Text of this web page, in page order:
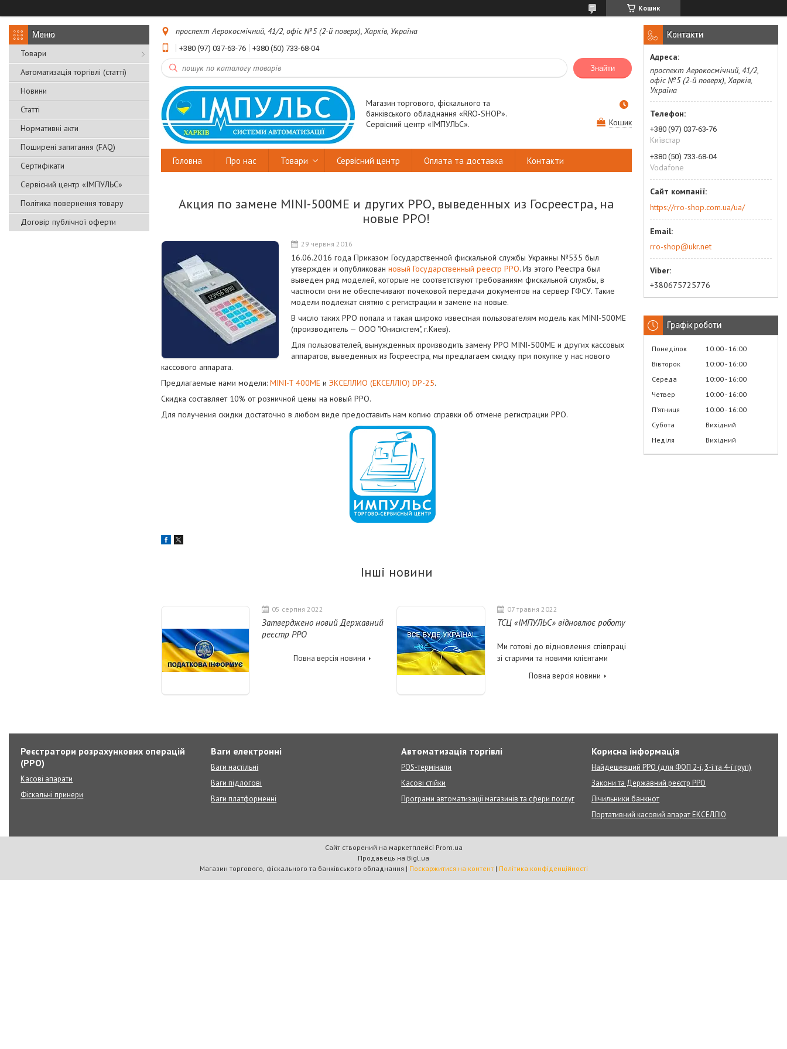
Кошик
Товари
Автоматизація торгівлі (статті)
Новини
Статті
Нормативні акти
Поширені запитання (FAQ)
Сертифікати
Сервісний центр «ІМПУЛЬС»
Політика повернення товару
Договір публічної оферти
проспект Аерокосмічний, 41/2, офіс №5 (2-й поверх), Харків, Україна
+380 (97) 037-63-76 +380 (50) 733-68-04
Знайти
Магазин торгового, фіскального та
банківського обладнання «RRO-SHOP».
Сервісний центр «ІМПУЛЬС».
Кошик
Головна Про нас Товари Сервісний центр Оплата та доставка Контакти
Акция по замене MINI-500ME и других РРО, выведенных из Госреестра, на
новые РРО!
29 червня 2016
16.06.2016 года Приказом Государственной фискальной службы Украины №535 был
утвержден и опубликован новый Государственный реестр РРО. Из этого Реестра был
выведен ряд моделей, которые не соответствуют требованиям фискальной службы, в
частности они не обеспечивают почековой передачи документов на сервер ГФСУ. Такие
модели подлежат снятию с регистрации и замене на новые.
В число таких РРО попала и такая широко известная пользователям модель как MINI-500ME
(производитель — ООО "Юнисистем", г.Киев).
Для пользователей, вынужденных производить замену РРО MINI-500ME и других кассовых
аппаратов, выведенных из Госреестра, мы предлагаем скидку при покупке у нас нового
кассового аппарата.
Предлагаемые нами модели: MINI-T 400ME и ЭКСЕЛЛИО (ЕКСЕЛЛІО) DP-25.
Скидка составляет 10% от розничной цены на новый РРО.
Для получения скидки достаточно в любом виде предоставить нам копию справки об отмене регистрации РРО.
Інші новини
05 серпня 2022
Затверджено новий Державний
реєстр РРО
Повна версія новини
07 травня 2022
ТСЦ «ІМПУЛЬС» відновлює роботу
Ми готові до відновлення співпраці
зі старими та новими клієнтами
Повна версія новини
Контакти
проспект Аерокосмічний, 41/2,
офіс №5 (2-й поверх), Харків,
Україна
+380 (97) 037-63-76
Київстар
+380 (50) 733-68-04
Vodafone
https://rro-shop.com.ua/ua/
rro-shop@ukr.net
+380675725776
Графік роботи
Понеділок 10:00 16:00
Вівторок
10:00 16:00
Середа
10:00 16:00
Четвер
10:00 16:00
Пʼятниця
10:00 16:00
Субота
Вихідний
Неділя
Вихідний
Реєстратори розрахункових операцій
(РРО)
Касові апарати
Фіскальні принери
Ваги електронні
Ваги настільні
Ваги підлогові
Ваги платформенні
Автоматизація торгівлі
POS-термінали
Касові стійки
Програми автоматизації магазинів та сфери послуг
Корисна інформація
Найдешевший РРО (для ФОП 2-ї, 3-ї та 4-ї груп)
Закони та Державний реєстр РРО
Лічильники банкнот
Портативний касовий апарат ЕКСЕЛЛІО
Сайт створений на маркетплейсі Prom.ua
Продавець на Bigl.ua
Магазин торгового, фіскального та банківського обладнання | Поскаржитися на контент | Політика конфіденційності